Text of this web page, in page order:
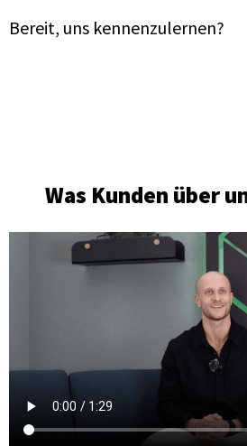
Bereit, uns kennenzulernen?
Was Kunden über